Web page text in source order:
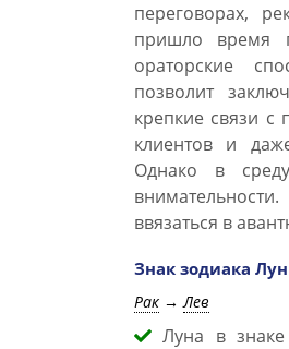
переговорах,
пришло время
ораторские
позволит
крепкие связи с
клиентов и
Однако в
ввязаться в
Знак зодиака
Рак→Лев
Луна в знаке